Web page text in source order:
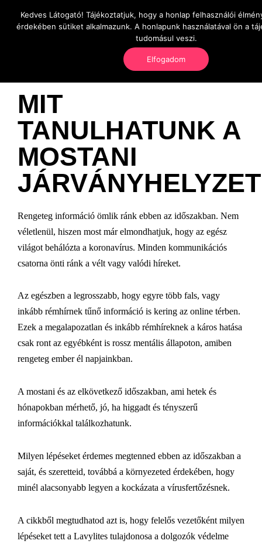
OnlineSeedsMan
Üzlet és szabadság
MIT
TANULHATUNK A
MOSTANI
Rengeteg információ ömlik ránk ebben az időszakban. Nem
véletlenül, hiszen most már elmondhatjuk, hogy az egész
világot behálózta a koronavírus. Minden kommunikációs
csatorna önti ránk a vélt vagy valódi híreket.
Az egészben a legrosszabb, hogy egyre több fals, vagy
inkább rémhírnek tűnő információ is kering az online térben.
Ezek a megalapozatlan és inkább rémhíreknek a káros hatása
csak ront az egyébként is rossz mentális állapoton, amiben
rengeteg ember él napjainkban.
A mostani és az elkövetkező időszakban, ami hetek és
hónapokban mérhető, jó, ha higgadt és tényszerű
információkkal találkozhatunk.
Milyen lépéseket érdemes megtenned ebben az időszakban a
saját, és szeretteid, továbbá a környezeted érdekében, hogy
minél alacsonyabb legyen a kockázata a vírusfertőzésnek.
A cikkből megtudhatod azt is, hogy felelős vezetőként milyen
lépéseket tett a Lavylites tulajdonosa a dolgozók védelme
Kedves Látogató! Tájékoztatjuk, hogy a honlap felhasználói
érdekében sütiket alkalmazunk. A honlapunk használatával ön a
tudomásul veszi.
Elfogadom